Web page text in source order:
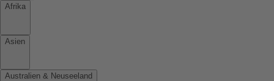
Afrika
Asien
Australien & Neuseeland